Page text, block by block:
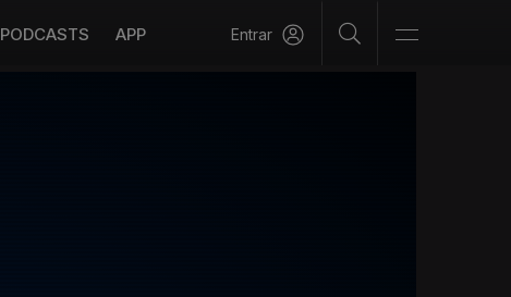
PODCASTS APP Entrar